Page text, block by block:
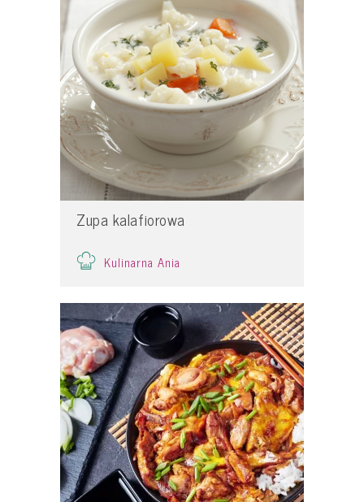
Zupa kalafiorowa
Kulinarna Ania